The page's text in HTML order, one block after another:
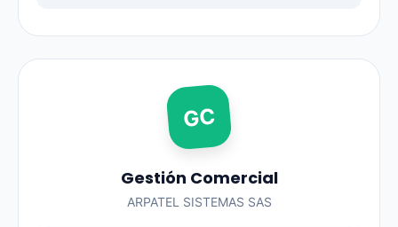
GC
Gestión Comercial
ARPATEL SISTEMAS SAS